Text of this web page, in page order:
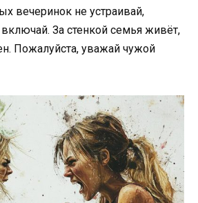
вечеринок не устраивай,
За стенкой семья живёт,
Пожалуйста, уважай чужой